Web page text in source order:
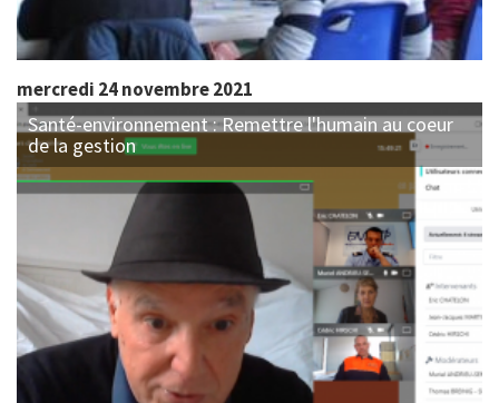
mercredi 24 novembre 2021
Santé-environnement : Remettre l'humain au coeur
de la gestion